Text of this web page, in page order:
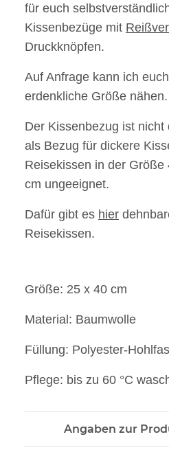
für euch
Kissenbezüge mit
Druckknöpfen.
Auf Anfrage kann ich
erdenkliche Größe nähen.
Der Kissenbezug ist nicht
als Bezug für dickere
Reisekissen in der Größe
cm ungeeignet.
Dafür gibt es hier
Reisekissen.
Größe: 25 x 40 cm
Material: Baumwolle
Füllung: Polyester-
Pflege: bis zu 60 °C
Angaben zur